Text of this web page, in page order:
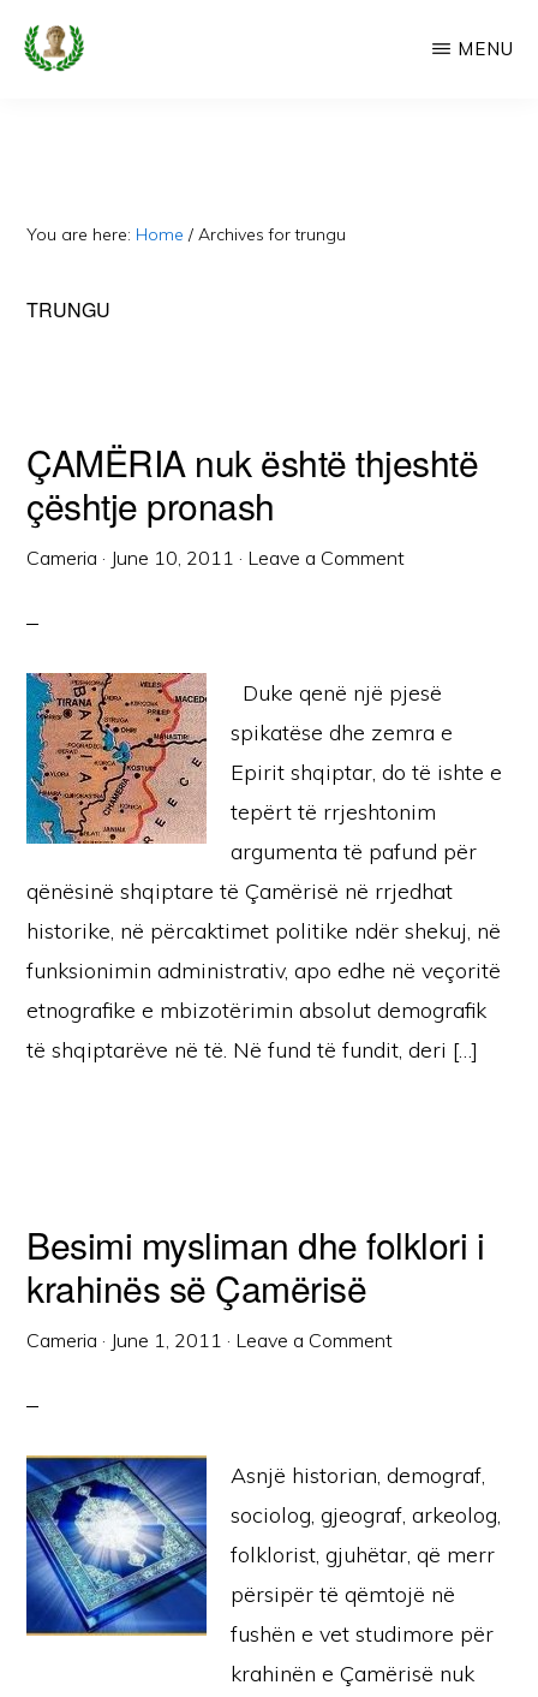
Skip
Faqe
Dedikuar
MENU
You are here: Home / Archives for trungu
TRUNGU
ÇAMËRIA nuk është thjeshtë
çështje pronash
Cameria · June 10, 2011 · Leave a Comment
Duke qenë një pjesë
spikatëse dhe zemra e
Epirit shqiptar, do të ishte e
tepërt të rrjeshtonim
argumenta të pafund për
qënësinë shqiptare të Çamërisë në rrjedhat
historike, në përcaktimet politike ndër shekuj, në
funksionimin administrativ, apo edhe në veçoritë
etnografike e mbizotërimin absolut demografik
të shqiptarëve në të. Në fund të fundit, deri […]
Besimi mysliman dhe folklori i
krahinës së Çamërisë
Cameria · June 1, 2011 · Leave a Comment
Asnjë historian, demograf,
sociolog, gjeograf, arkeolog,
folklorist, gjuhëtar, që merr
përsipër të qëmtojë në
fushën e vet studimore për
krahinën e Çamërisë nuk